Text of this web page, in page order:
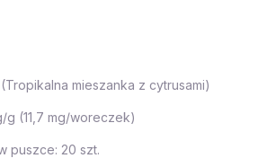
mieszanka z cytrusami)
g (11,7 mg/woreczek)
puszce: 20 szt.